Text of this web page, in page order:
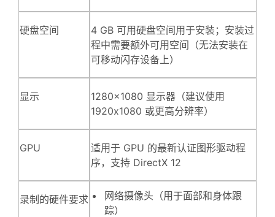
硬盘空间
4 GB 可用硬盘空间用于安装；安装过
程中需要额外可用空间（无法安装在
可移动闪存设备上）
显示
1280x1080 显示器（建议使用
1920x1080 或更高分辨率）
GPU
适用于 GPU 的最新认证图形驱动程
序，支持 DirectX 12
录制的硬件要求
网络摄像头（用于面部和身体跟
踪）